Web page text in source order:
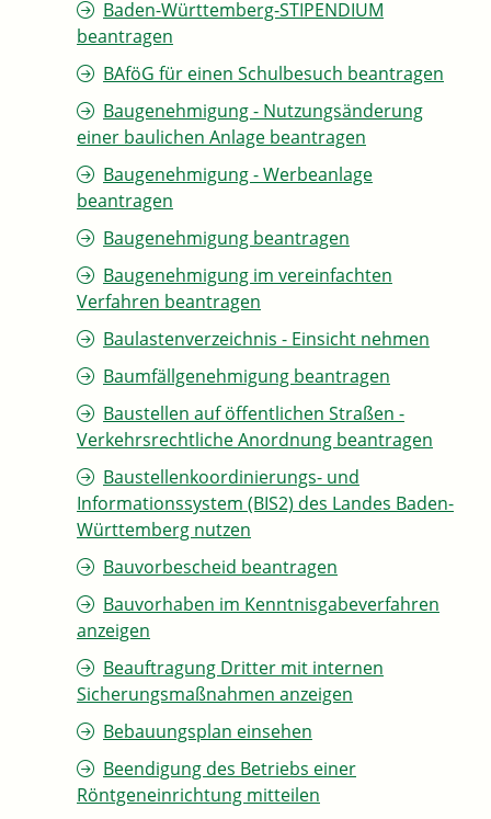
Baden-Württemberg-STIPENDIUM
beantragen
BAföG für einen Schulbesuch beantragen
Baugenehmigung - Nutzungsänderung
einer baulichen Anlage beantragen
Baugenehmigung - Werbeanlage
beantragen
Baugenehmigung beantragen
Baugenehmigung im vereinfachten
Verfahren beantragen
Baulastenverzeichnis - Einsicht nehmen
Baumfällgenehmigung beantragen
Baustellen auf öffentlichen Straßen -
Verkehrsrechtliche Anordnung beantragen
Baustellenkoordinierungs- und
Informationssystem (BIS2) des Landes Baden-
Württemberg nutzen
Bauvorbescheid beantragen
Bauvorhaben im Kenntnisgabeverfahren
anzeigen
Beauftragung Dritter mit internen
Sicherungsmaßnahmen anzeigen
Bebauungsplan einsehen
Beendigung des Betriebs einer
Röntgeneinrichtung mitteilen